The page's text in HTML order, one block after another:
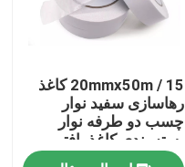
15 / 20mmx50m کاغذ
رهاسازی سفید نوار
چسب دو طرفه نوار
بسته بندی کاغذ بافتی